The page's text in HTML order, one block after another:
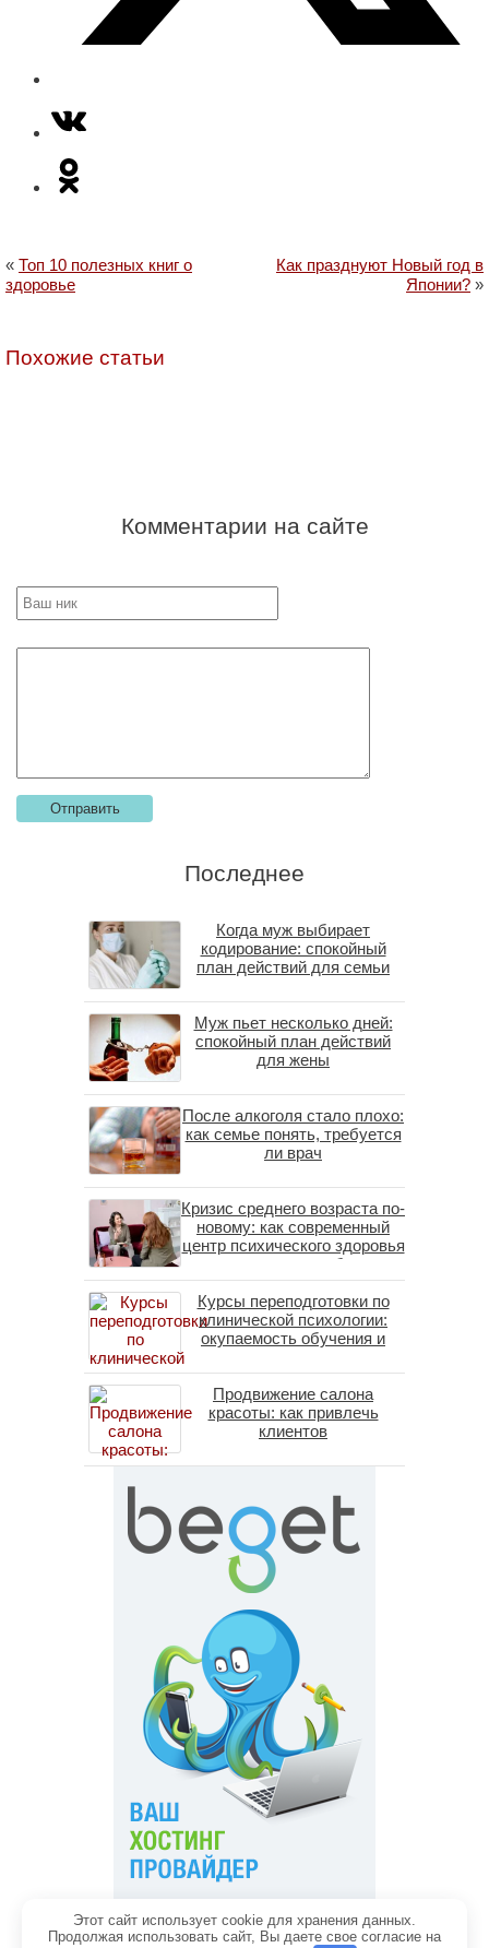
« Топ 10 полезных книг о
здоровье
Как празднуют Новый год в
Японии? »
Похожие статьи
Комментарии на сайте
Последнее
Когда муж выбирает
кодирование: спокойный
план действий для семьи
Муж пьет несколько дней:
спокойный план действий
для жены
После алкоголя стало плохо:
как семье понять, требуется
ли врач
Кризис среднего возраста по-
новому: как современный
центр психического здоровья
помогает пересобрать
личность без таблеток
(методы ДПДГ и КПТ)
Курсы переподготовки по
клинической психологии:
окупаемость обучения и
специалистов в 2026 году
Продвижение салона
красоты: как привлечь
клиентов
Главная Обратная связь
Этот сайт использует cookie для хранения данных.
Продолжая использовать сайт, Вы даете свое согласие на